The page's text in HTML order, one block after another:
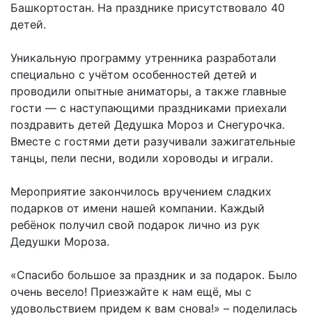
Башкортостан. На празднике присутствовало 40
детей.
Уникальную программу утренника разработали
специально с учётом особенностей детей и
проводили опытные аниматоры, а также главные
гости — с наступающими праздниками приехали
поздравить детей Дедушка Мороз и Снегурочка.
Вместе с гостями дети разучивали зажигательные
танцы, пели песни, водили хороводы и играли.
Мероприятие закончилось вручением сладких
подарков от имени нашей компании. Каждый
ребёнок получил свой подарок лично из рук
Дедушки Мороза.
«Спасибо большое за праздник и за подарок. Было
очень весело! Приезжайте к нам ещё, мы с
удовольствием придем к вам снова!» – поделилась